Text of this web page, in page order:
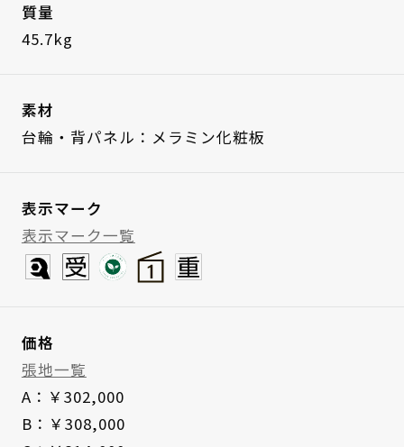
質量
45.7kg
素材
台輪・背パネル：メラミン化粧板
表示マーク
表示マーク一覧
価格
張地一覧
A：￥302,000
B：￥308,000